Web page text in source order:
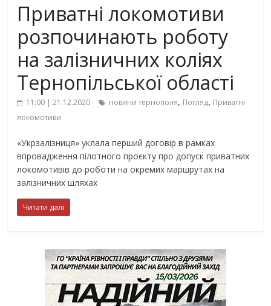
Приватні локомотиви
розпочинають роботу
на залізничних коліях
Тернопільської області
11:00 | 21.12.2020 новини тернополя, Погляд, Приватні
локомотиви
«Укрзалізниця» уклала перший договір в рамках
впровадження пілотного проєкту про допуск приватних
локомотивів до роботи на окремих маршрутах на
залізничних шляхах
Читати далі